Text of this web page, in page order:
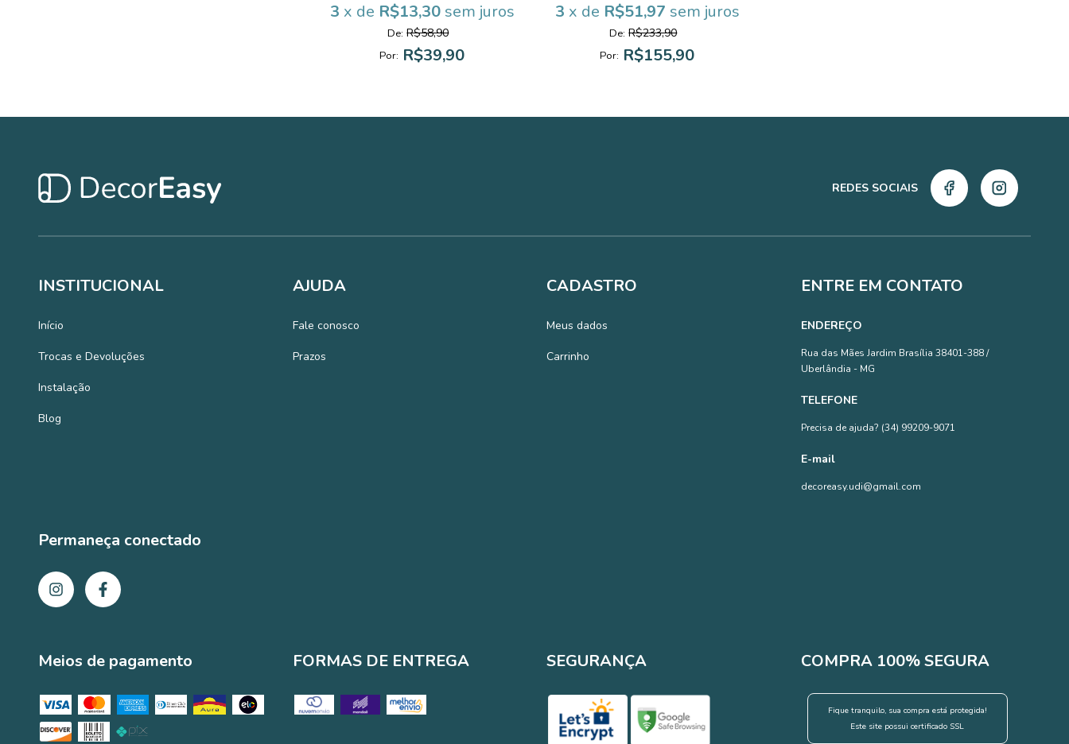
3 x de R$13,30 sem juros
De: R$58,90
Por: R$39,90
3 x de R$51,97 sem juros
De: R$233,90
Por: R$155,90
REDES SOCIAIS
INSTITUCIONAL
Início
Trocas e Devoluções
Instalação
Blog
AJUDA
Fale conosco
Prazos
CADASTRO
Meus dados
Carrinho
ENTRE EM CONTATO
ENDEREÇO
Rua das Mães Jardim Brasília 38401-388 /
Uberlândia - MG
TELEFONE
Precisa de ajuda? (34) 99209-9071
E-mail
decoreasy.udi@gmail.com
Permaneça conectado
Meios de pagamento FORMAS DE ENTREGA SEGURANÇA COMPRA 100% SEGURA
Fique tranquilo, sua compra está protegida!
Este site possui certificado SSL